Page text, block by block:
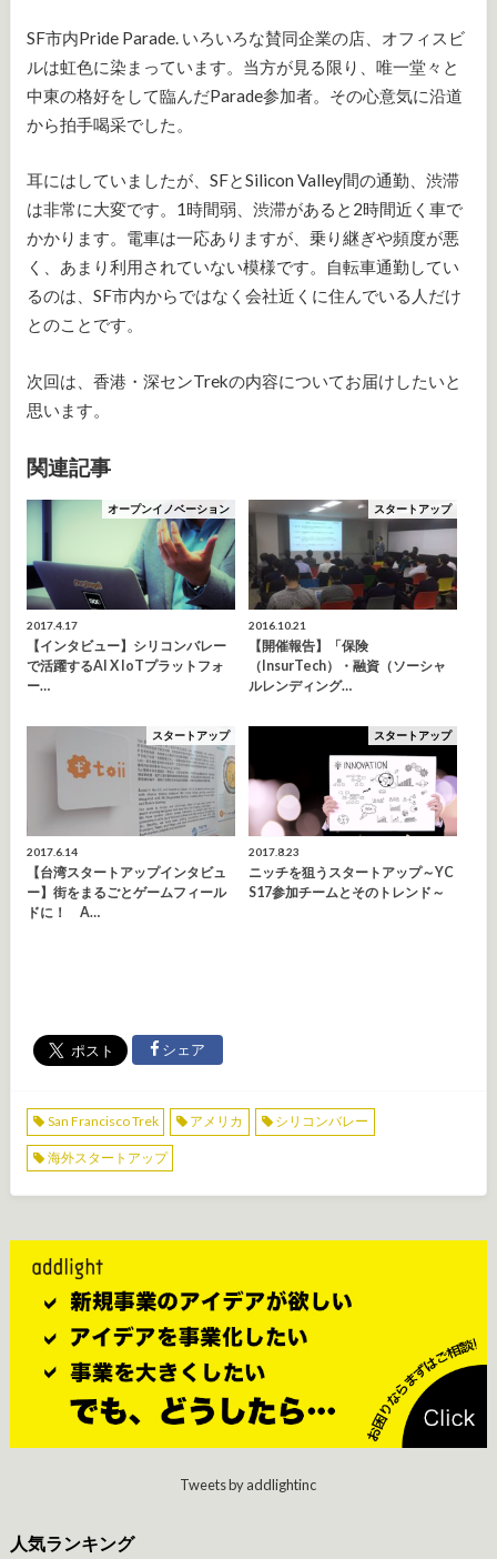
SF市内Pride Parade. いろいろな賛同企業の店、オフィスビ
ルは虹色に染まっています。当方が見る限り、唯一堂々と
中東の格好をして臨んだParade参加者。その心意気に沿道
から拍手喝采でした。
耳にはしていましたが、SFとSilicon Valley間の通勤、渋滞
は非常に大変です。1時間弱、渋滞があると2時間近く車で
かかります。電車は一応ありますが、乗り継ぎや頻度が悪
く、あまり利用されていない模様です。自転車通勤してい
るのは、SF市内からではなく会社近くに住んでいる人だけ
とのことです。
次回は、香港・深センTrekの内容についてお届けしたいと
思います。
関連記事
オープンイノベーション
2017.4.17
【インタビュー】シリコンバレー
で活躍するAI X IoTプラットフォ
ー…
スタートアップ
2016.10.21
【開催報告】「保険
（InsurTech）・融資（ソーシャ
ルレンディング…
スタートアップ
2017.6.14
【台湾スタートアップインタビュ
ー】街をまるごとゲームフィール
ドに！ A…
スタートアップ
2017.8.23
ニッチを狙うスタートアップ～YC
S17参加チームとそのトレンド～
シェア
San Francisco Trek アメリカ シリコンバレー
海外スタートアップ
Tweets by addlightinc
人気ランキング